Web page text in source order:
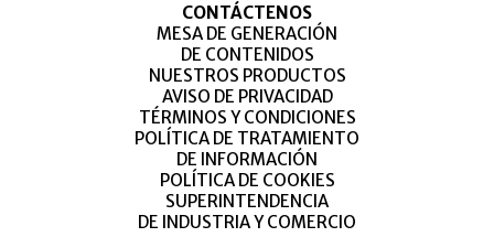
CONTÁCTENOS
MESA DE GENERACIÓN
DE CONTENIDOS
NUESTROS PRODUCTOS
AVISO DE PRIVACIDAD
TÉRMINOS Y CONDICIONES
POLÍTICA DE TRATAMIENTO
DE INFORMACIÓN
POLÍTICA DE COOKIES
SUPERINTENDENCIA
DE INDUSTRIA Y COMERCIO